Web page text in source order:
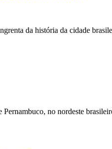
da história da cidade
no nordeste